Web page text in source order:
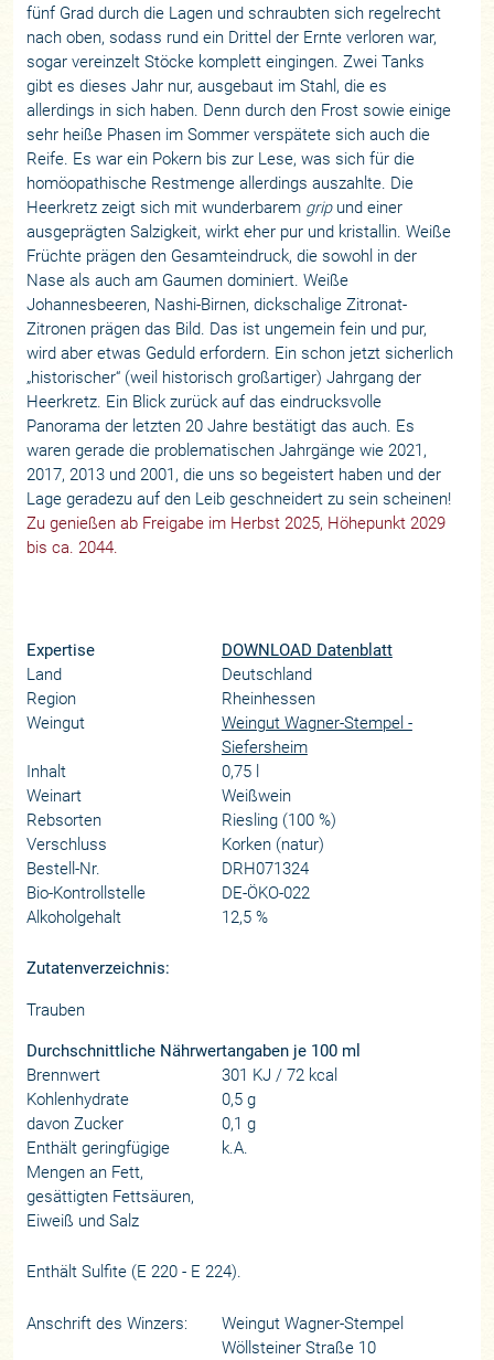
fünf Grad durch die Lagen und schraubten sich regelrecht
nach oben, sodass rund ein Drittel der Ernte verloren war,
sogar vereinzelt Stöcke komplett eingingen. Zwei Tanks
gibt es dieses Jahr nur, ausgebaut im Stahl, die es
allerdings in sich haben. Denn durch den Frost sowie einige
sehr heiße Phasen im Sommer verspätete sich auch die
Reife. Es war ein Pokern bis zur Lese, was sich für die
homöopathische Restmenge allerdings auszahlte. Die
Heerkretz zeigt sich mit wunderbarem gripund einer
ausgeprägten Salzigkeit, wirkt eher pur und kristallin. Weiße
Früchte prägen den Gesamteindruck, die sowohl in der
Nase als auch am Gaumen dominiert. Weiße
Johannesbeeren, Nashi-Birnen, dickschalige Zitronat-
Zitronen prägen das Bild. Das ist ungemein fein und pur,
wird aber etwas Geduld erfordern. Ein schon jetzt sicherlich
„historischer“ (weil historisch großartiger) Jahrgang der
Heerkretz. Ein Blick zurück auf das eindrucksvolle
Panorama der letzten 20 Jahre bestätigt das auch. Es
waren gerade die problematischen Jahrgänge wie 2021,
2017, 2013 und 2001, die uns so begeistert haben und der
Lage geradezu auf den Leib geschneidert zu sein scheinen!
Zu genießen ab Freigabe im Herbst 2025, Höhepunkt 2029
bis ca. 2044.
Expertise
DOWNLOAD Datenblatt
Land
Deutschland
Region
Rheinhessen
Weingut
Weingut Wagner-Stempel -
Siefersheim
Inhalt
0,75 l
Weinart
Weißwein
Rebsorten
Riesling (100 %)
Verschluss
Korken (natur)
Bestell-Nr.
DRH071324
Bio-Kontrollstelle
DE-ÖKO-022
Alkoholgehalt
12,5 %
Zutatenverzeichnis:
Trauben
Durchschnittliche Nährwertangaben je 100 ml
Brennwert
301 KJ / 72 kcal
Kohlenhydrate
0,5 g
davon Zucker
0,1 g
Enthält geringfügige
Mengen an Fett,
gesättigten Fettsäuren,
Eiweiß und Salz
k.A.
Enthält Sulfite (E 220 - E 224).
Anschrift des Winzers:
Weingut Wagner-Stempel
Wöllsteiner Straße 10